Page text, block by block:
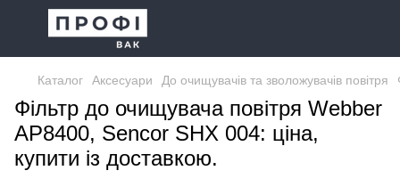
Каталог Аксесуари До очищувачів та зволожувачів повітря
Фільтр до очищувача повітря Webber
AP8400, Sencor SHX 004: ціна,
купити із доставкою.